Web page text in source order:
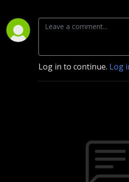
Log in to continue. Log